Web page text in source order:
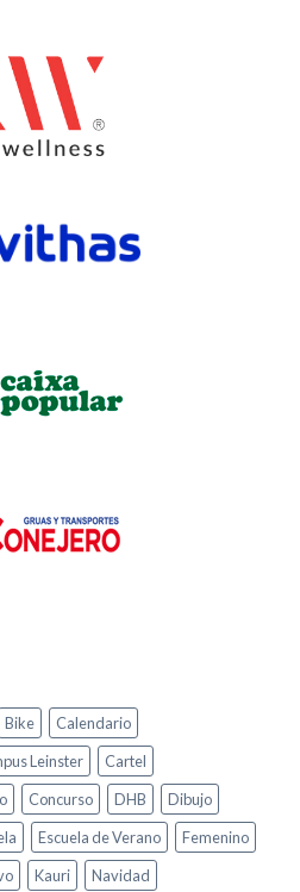
Bike
Calendario
Leinster
Cartel
Concurso DHB
Dibujo
Escuela de Verano
Femenino
Kauri
Navidad